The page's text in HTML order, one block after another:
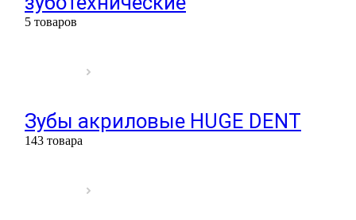
5 товаров
Зубы акриловые HUGE DENT
143 товара